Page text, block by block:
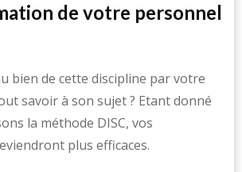
de votre personnel
bien de cette discipline par votre
savoir à son sujet ? Etant donné
la méthode DISC, vos
plus efficaces.